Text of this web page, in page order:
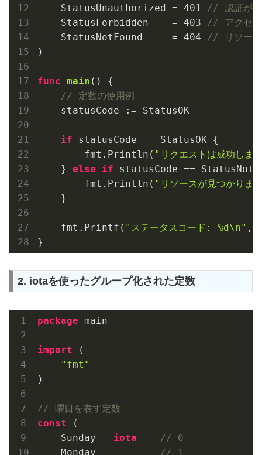
    StatusUnauthorized =
401
// 認証が
    StatusForbidden    =
403
// アクセス
    StatusNotFound     =
404
// リソース
)
func main ()
{
// 定数の使用例
    statusCode := StatusOK
if statusCode == StatusOK {
        fmt.Println(
"リクエストは成功しま
    }
else if statusCode ==
        fmt.Println(
"リソースが見つかりま
    }
    fmt.Printf(
"ステータスコード: %d\n" ,
2. iotaを使ったグループ化された定数
package main
import (
"fmt"
)
// 曜日を表す定数
const (
    Sunday =
iota
// 0
    Monday
// 1